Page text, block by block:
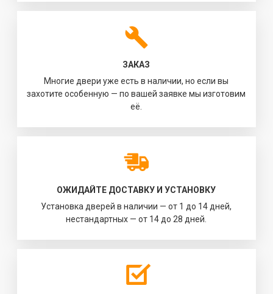
ЗАКАЗ
Многие двери уже есть в наличии, но если вы
захотите особенную — по вашей заявке мы изготовим
её.
ОЖИДАЙТЕ ДОСТАВКУ И УСТАНОВКУ
Установка дверей в наличии — от 1 до 14 дней,
нестандартных — от 14 до 28 дней.